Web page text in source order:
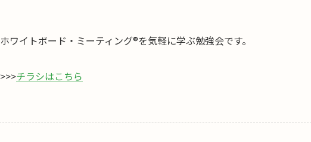
ホワイトボード・ミーティング®を気軽に学ぶ勉強会です。
>>>チラシはこちら